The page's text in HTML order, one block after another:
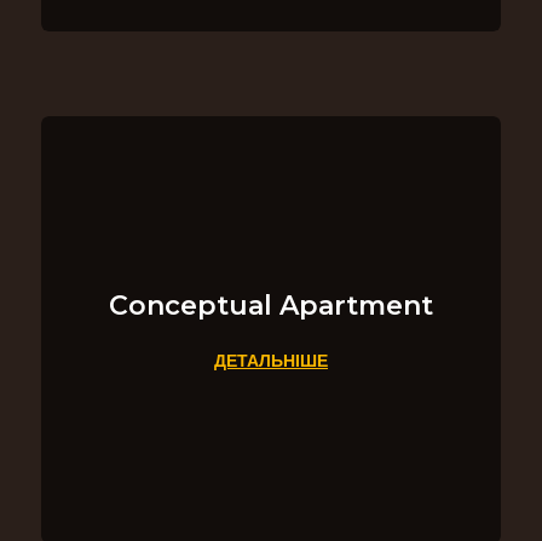
Сonceptual Apartment
ДЕТАЛЬНІШЕ